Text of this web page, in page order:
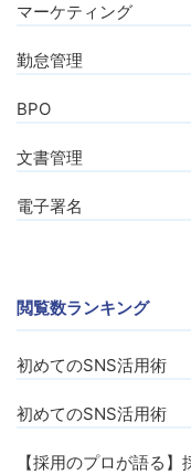
マーケティング
勤怠管理
BPO
文書管理
電子署名
閲覧数ランキング
初めてのSNS活用術
初めてのSNS活用術
【採用のプロが語る